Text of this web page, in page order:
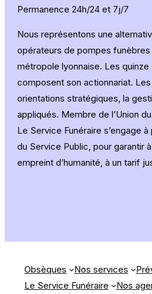
Permanence 24h/24 et 7j/7
Nous représentons une
opérateurs de pompes
métropole lyonnaise. Les
composent son actionnariat.
orientations stratégiques, la
appliqués. Membre de l’Union
Le Service Funéraire s’engage
du Service Public, pour garantir
empreint d’humanité, à un tarif
Obsèques Nos services
Le Service Funéraire
Nos